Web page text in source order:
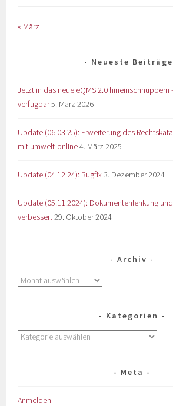
« März
Neueste Beiträge
Jetzt in das neue eQMS 2.0 hineinschnuppern
verfügbar5. März 2026
Update (06.03.25): Erweiterung des
mit umwelt-online4. März 2025
Update (04.12.24): Bugfix3. Dezember 2024
Update (05.11.2024): Dokumentenlenkung
verbessert29. Oktober 2024
Archiv
Kategorien
Meta
Anmelden